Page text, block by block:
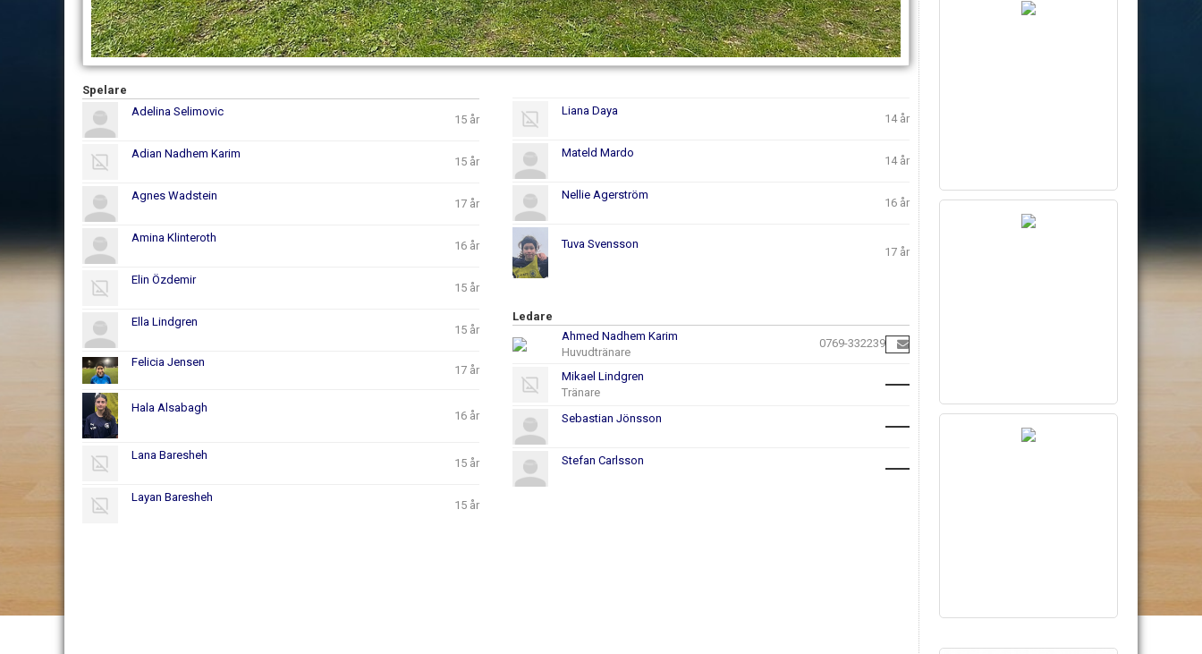
Spelare
Adelina Selimovic
15 år
Adian Nadhem Karim
15 år
Agnes Wadstein
17 år
Amina Klinteroth
16 år
Elin Özdemir
15 år
Ella Lindgren
15 år
Felicia Jensen
17 år
Hala Alsabagh
16 år
Lana Baresheh
15 år
Layan Baresheh
15 år
Liana Daya
14 år
Mateld Mardo
14 år
Nellie Agerström
16 år
Tuva Svensson
17 år
Ledare
Ahmed Nadhem Karim
Huvudtränare
0769-332239
Mikael Lindgren
Tränare
Sebastian Jönsson
Stefan Carlsson